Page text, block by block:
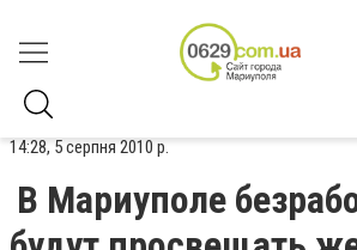
14:28, 5 серпня 2010 р.
В Мариуполе